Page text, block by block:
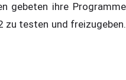
gebeten ihre Programme
testen und freizugeben.